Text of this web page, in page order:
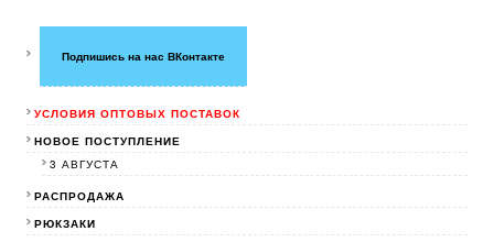
Подпишись на нас ВКонтакте
УСЛОВИЯ ОПТОВЫХ ПОСТАВОК
НОВОЕ ПОСТУПЛЕНИЕ
3 АВГУСТА
РАСПРОДАЖА
РЮКЗАКИ